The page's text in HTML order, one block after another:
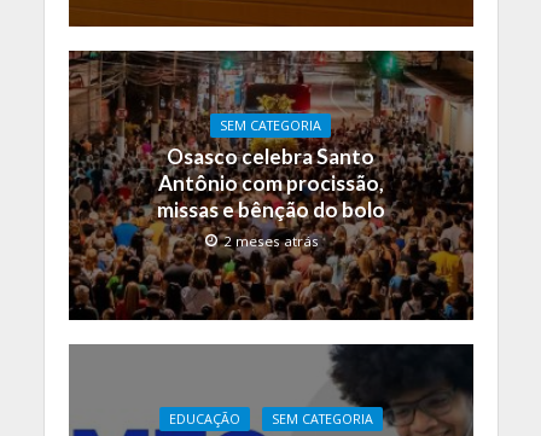
SEM CATEGORIA
Osasco celebra Santo
Antônio com procissão,
missas e bênção do bolo
2 meses atrás
EDUCAÇÃO SEM CATEGORIA